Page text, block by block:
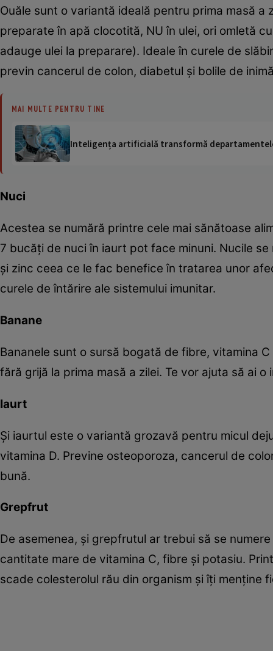
Ouăle sunt o variantă ideală pentru prima masă
preparate în apă clocotită, NU în ulei, ori omletă
adauge ulei la preparare). Ideale în curele de
previn cancerul de colon, diabetul şi bolile de
MAI MULTE PENTRU TINE
Inteligența artificială transformă
Nuci
Acestea se numără printre cele mai sănătoase
7 bucăţi de nuci în iaurt pot face minuni. Nucile
şi zinc ceea ce le fac benefice în tratarea unor
curele de întărire ale sistemului imunitar.
Banane
Bananele sunt o sursă bogată de fibre, vitamina
fără grijă la prima masă a zilei. Te vor ajuta să ai
Iaurt
Şi iaurtul este o variantă grozavă pentru micul
vitamina D. Previne osteoporoza, cancerul de
bună.
Grepfrut
De asemenea, şi grepfrutul ar trebui să se
cantitate mare de vitamina C, fibre şi potasiu.
scade colesterolul rău din organism şi îţi menţine